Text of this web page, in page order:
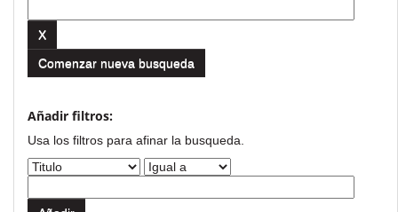
Comenzar nueva busqueda
Añadir filtros:
Usa los filtros para afinar la busqueda.